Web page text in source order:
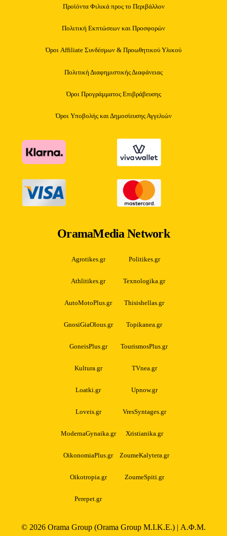
Προϊόντα Φιλικά προς το Περιβάλλον
Πολιτική Εκπτώσεων και Προσφορών
Όροι Affiliate Συνδέσμων & Προωθητικού Υλικού
Πολιτική Διαφημιστικής Διαφάνειας
Όροι Προγράμματος Επιβράβευσης
Όροι Υποβολής και Δημοσίευσης Αγγελιών
OramaMedia Network
Agrotikes.gr Politikes.gr
Athlitikes.gr Texnologika.gr
AutoMotoPlus.gr Thisishellas.gr
GnosiGiaOlous.gr Topikanea.gr
GoneisPlus.gr TourismosPlus.gr
Kultura.gr TVnea.gr
Loatki.gr Upnow.gr
Loveis.gr VresSyntages.gr
ModernaGynaika.gr Xristianika.gr
OikonomiaPlus.gr ZoumeKalytera.gr
Oikotropia.gr ZoumeSpiti.gr
Perepet.gr
© 2026 Orama Group (Orama Group Μ.Ι.Κ.Ε.) | Α.Φ.Μ.